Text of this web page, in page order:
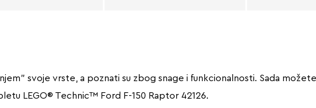
svoje vrste, a poznati su zbog snage i funkcionalnosti. Sada
LEGO® Technic™ Ford F-150 Raptor 42126.